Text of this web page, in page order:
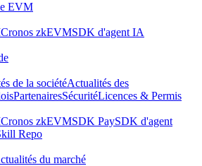
EVM
Cronos zkEVMSDK d'agent IA
de la sociétéActualités des
PartenairesSécuritéLicences & Permis
Cronos zkEVMSDK PaySDK d'agent
Repo
du marché